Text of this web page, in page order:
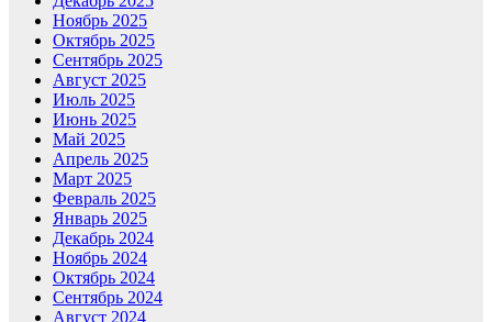
Ноябрь 2025
Октябрь 2025
Сентябрь 2025
Август 2025
Июль 2025
Июнь 2025
Май 2025
Апрель 2025
Март 2025
Февраль 2025
Январь 2025
Декабрь 2024
Ноябрь 2024
Октябрь 2024
Сентябрь 2024
Август 2024